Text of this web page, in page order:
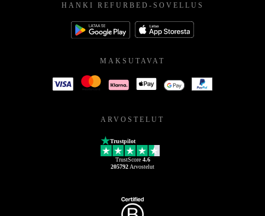
HANKI REFURBED-SOVELLUS
MAKSUTAVAT
ARVOSTELUT
Trustpilot
TrustScore 4.6
205792 Arvostelut